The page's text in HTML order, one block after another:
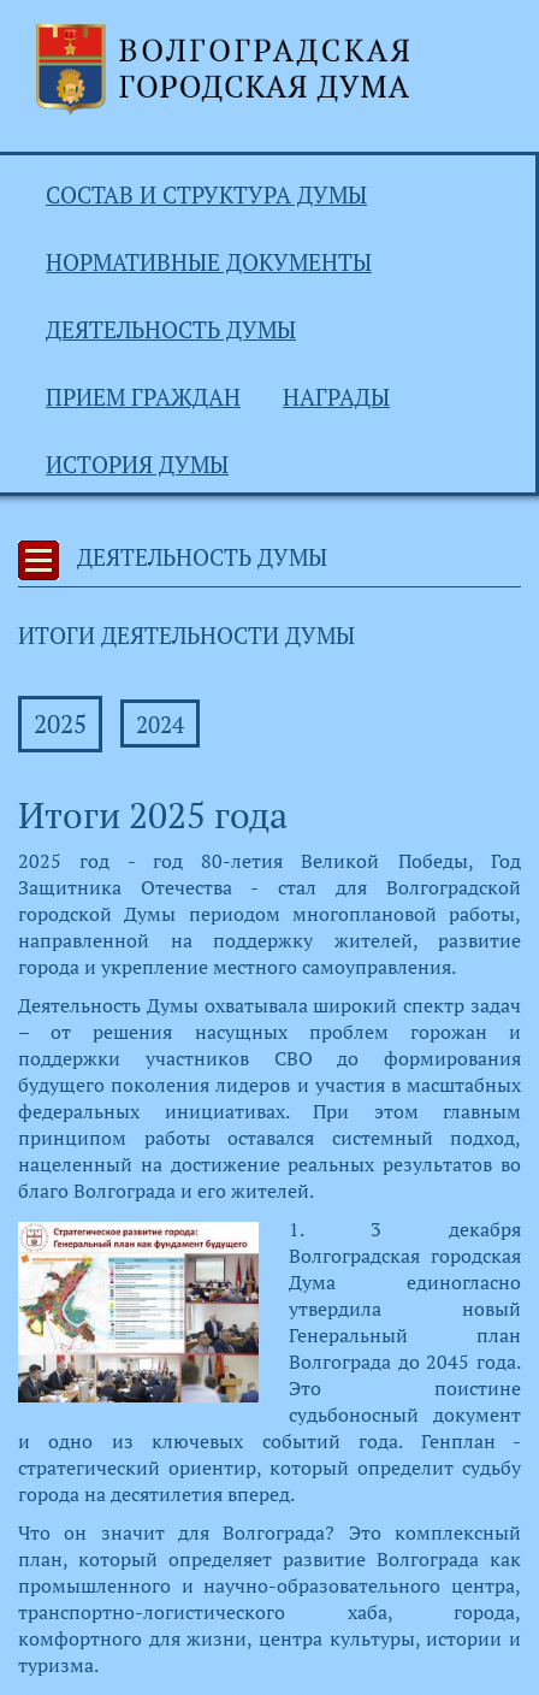
СОСТАВ И СТРУКТУРА ДУМЫ
НОРМАТИВНЫЕ ДОКУМЕНТЫ
ДЕЯТЕЛЬНОСТЬ ДУМЫ
ПРИЕМ ГРАЖДАН НАГРАДЫ
ИСТОРИЯ ДУМЫ
ДЕЯТЕЛЬНОСТЬ ДУМЫ
ИТОГИ ДЕЯТЕЛЬНОСТИ ДУМЫ
2025 2024
Итоги 2025 года
​2025 год - год 80-летия Великой Победы, Год
Защитника Отечества - стал для Волгоградской
городской Думы периодом многоплановой работы,
направленной на поддержку жителей, развитие
города и укрепление местного самоуправления.
Деятельность Думы охватывала широкий спектр задач
– от решения насущных проблем горожан и
поддержки участников СВО до формирования
будущего поколения лидеров и участия в масштабных
федеральных инициативах. При этом главным
принципом работы оставался системный подход,
нацеленный на достижение реальных результатов во
благо Волгограда и его жителей.
​1. 3 декабря
Волгоградская городская
Дума единогласно
утвердила новый
Генеральный план
Волгограда до 2045 года.
Это поистине
судьбоносный документ
и одно из ключевых событий года. Генплан -
стратегический ориентир, который определит судьбу
города на десятилетия вперед.
Что он значит для Волгограда? Это комплексный
план, который определяет развитие Волгограда как
промышленного и научно-образовательного центра,
транспортно-логистического хаба, города,
комфортного для жизни, центра культуры, истории и
туризма.